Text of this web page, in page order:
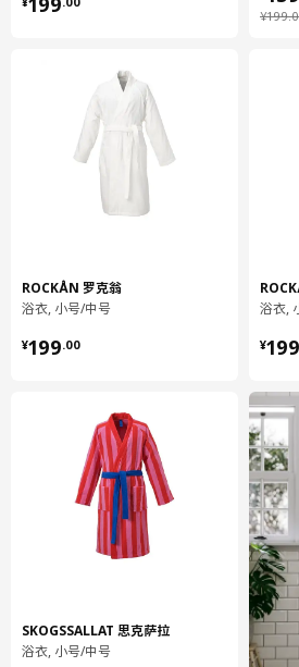
华夫格纹理的棉/粘胶纤维混纺材质吸水
后擦拭身体。
有些人喜欢将浴袍围在肚子以下，还有
产地见包装
小贴士
IKEA of Sweden
商品尺寸和包装信息
100 厘米
密度
270 克
ROCKÅN 罗克翁
浴衣, 小号/中号
¥199.00
¥ 199.00
SKOGSSALLAT 思克萨拉
浴衣, 小号/中号
¥199.
¥
浴衣,
¥199
¥